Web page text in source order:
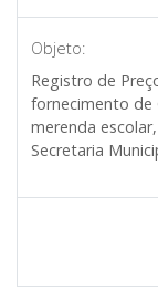
Objeto:
Registro de
fornecimento de
merenda
Secretaria